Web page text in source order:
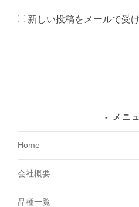
新しい投稿をメールで受
メニ
Home
会社概要
品種一覧